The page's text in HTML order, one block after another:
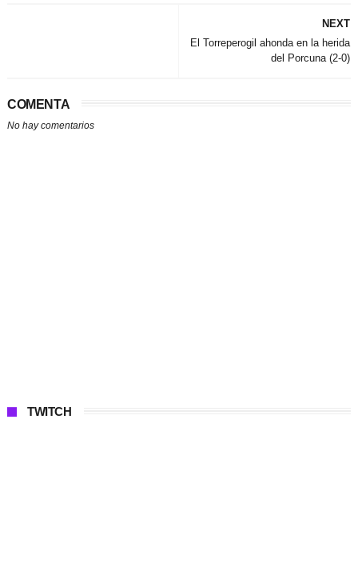
NEXT
El Torreperogil ahonda en la herida
del Porcuna (2-0)
COMENTA
No hay comentarios
TWITCH